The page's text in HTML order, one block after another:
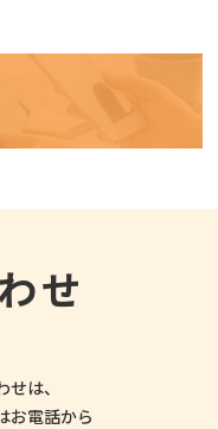
せ
は、
お電話から